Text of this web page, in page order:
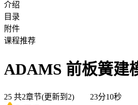
介绍
目录
附件
课程推荐
ADAMS 前板簧建
25 共2章节(更新到2) 23分10秒